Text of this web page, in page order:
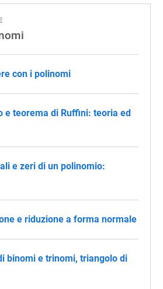
con i polinomi
e teorema di Ruffini: teoria ed
e zeri di un polinomio:
e riduzione a forma normale
binomi e trinomi, triangolo di